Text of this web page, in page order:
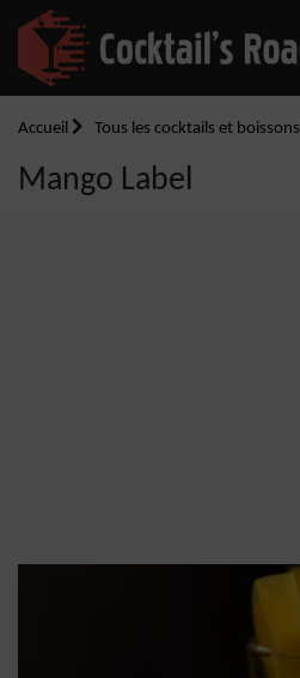
Accueil Tous les cocktails et boissons
Mango Label